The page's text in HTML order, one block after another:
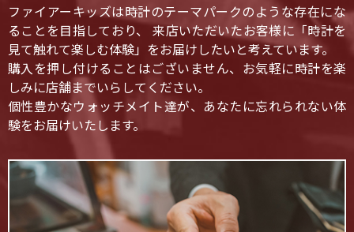
ファイアーキッズは時計のテーマパークのような存在にな
ることを目指しており、 来店いただいたお客様に「時計を
見て触れて楽しむ体験」をお届けしたいと考えています。
購入を押し付けることはございません、お気軽に時計を楽
しみに店舗までいらしてください。
個性豊かなウォッチメイト達が、あなたに忘れられない体
験をお届けいたします。